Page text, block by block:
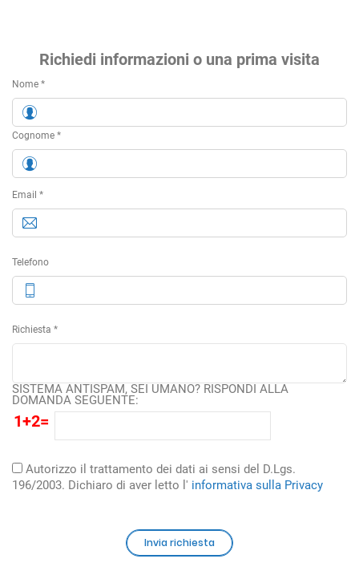
Richiedi informazioni o una prima visita
Nome *
Cognome *
Email *
Telefono
Richiesta *
SISTEMA ANTISPAM, SEI UMANO? RISPONDI ALLA
DOMANDA SEGUENTE:
1+2=
Autorizzo il trattamento dei dati ai sensi del D.Lgs.
196/2003. Dichiaro di aver letto l' informativa sulla Privacy
Invia richiesta